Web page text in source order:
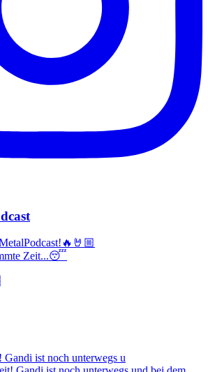
Zeit...😴
Gandi ist noch unterwegs u